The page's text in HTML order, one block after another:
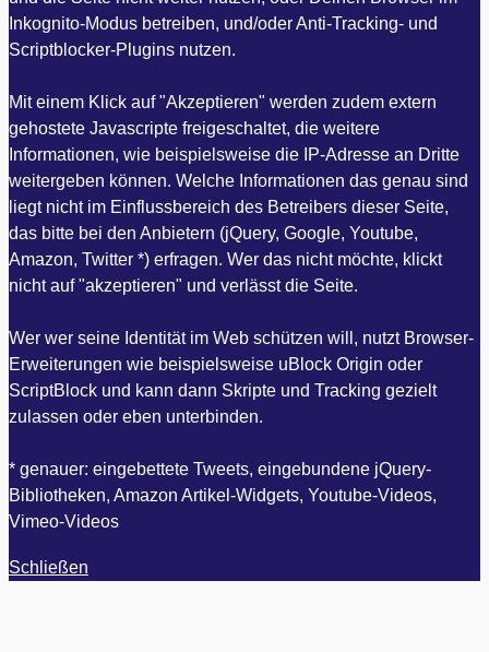
Inkognito-Modus betreiben, und/oder Anti-Tracking- und
Scriptblocker-Plugins nutzen.
Mit einem Klick auf "Akzeptieren" werden zudem extern
gehostete Javascripte freigeschaltet, die weitere
Informationen, wie beispielsweise die IP-Adresse an Dritte
weitergeben können. Welche Informationen das genau sind
liegt nicht im Einflussbereich des Betreibers dieser Seite,
das bitte bei den Anbietern (jQuery, Google, Youtube,
Amazon, Twitter *) erfragen. Wer das nicht möchte, klickt
nicht auf "akzeptieren" und verlässt die Seite.
Wer wer seine Identität im Web schützen will, nutzt Browser-
Erweiterungen wie beispielsweise uBlock Origin oder
ScriptBlock und kann dann Skripte und Tracking gezielt
zulassen oder eben unterbinden.
* genauer: eingebettete Tweets, eingebundene jQuery-
Bibliotheken, Amazon Artikel-Widgets, Youtube-Videos,
Vimeo-Videos
Schließen